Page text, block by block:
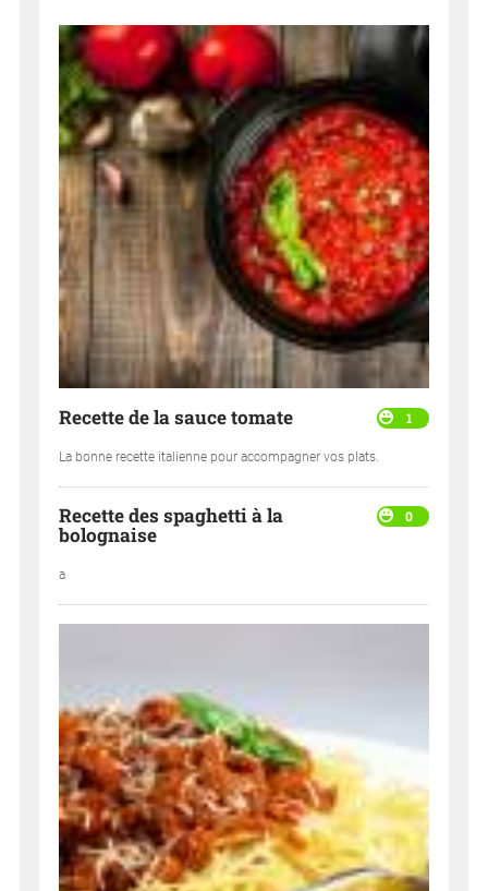
1
Recette de la sauce tomate
La bonne recette italienne pour accompagner vos plats.
0
Recette des spaghetti à la
bolognaise
a